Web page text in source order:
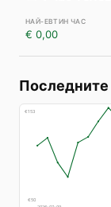
€ 0,00
Последните
€153
€50